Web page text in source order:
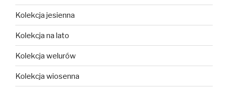
Kolekcja jesienna
Kolekcja na lato
Kolekcja welurów
Kolekcja wiosenna